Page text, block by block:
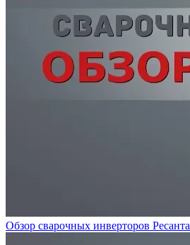
Обзор сварочных инверторов Ресанта